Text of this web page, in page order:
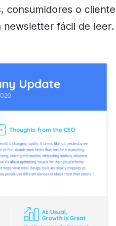
consumidores o
fácil de leer.